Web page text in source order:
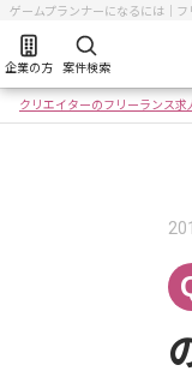
ゲームプランナーになるには｜
企業の方 案件検索
クリエイターのフリーランス求